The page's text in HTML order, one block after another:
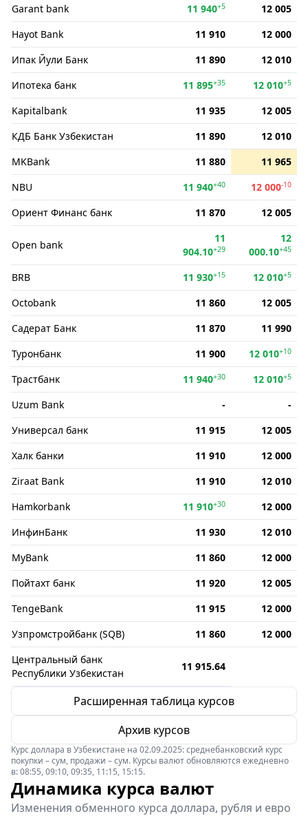
Garant bank
11 940+5
12 005
Hayot Bank
11 910
12 000
Ипак Йули Банк
11 890
12 010
Ипотека банк
11 895+35 12 010+5
Kapitalbank 11 935
12 005
КДБ Банк Узбекистан
11 890
12 010
MKBank
11 880
11 965
NBU
11 940+40 12 000-10
Ориент Финанс банк 11 870 12 005
Open bank
11
904.10+29
12
000.10+45
BRB 11 930+15 12 010+5
Octobank 11 860
12 005
Садерат Банк
11 870
11 990
Туронбанк
11 900 12 010+10
Трастбанк 11 940+30 12 010+5
Uzum Bank -
-
Универсал банк
11 915
12 005
Халк банки
11 910
12 000
Ziraat Bank
11 910
12 010
Hamkorbank
11 910+30
12 000
ИнфинБанк
11 930
12 010
MyBank
11 860
12 000
Пойтахт банк
11 920
12 005
TengeBank
11 915
12 000
Узпромстройбанк (SQB)
11 860
12 000
Центральный банк
Республики Узбекистан
11 915.64
Расширенная таблица курсов
Архив курсов
Курс доллара в Узбекистане на 02.09.2025: среднебанковский курс
покупки – сум, продажи – сум. Курсы валют обновляются ежедневно
в: 08:55, 09:10, 09:35, 11:15, 15:15.
Динамика курса валют
Изменения обменного курса доллара, рубля и евро